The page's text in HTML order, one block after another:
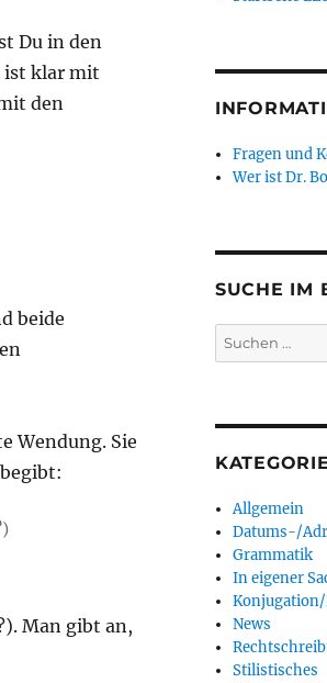
Du in den
ist klar mit
den
beide
Wendung. Sie
Man gibt an,
Fragen und
Wer ist Dr.
SUCHE IM
Suchen
nach:
Allgemein
Datums-/
Grammatik
In eigener
News
Stilistisches